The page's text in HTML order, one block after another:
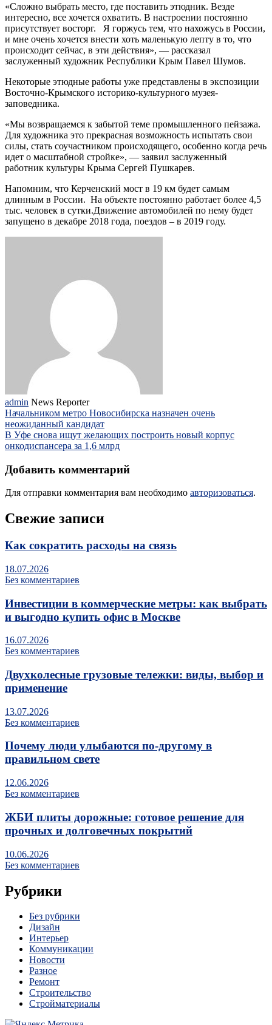
«Сложно выбрать место, где поставить этюдник. Везде
интересно, все хочется охватить. В настроении постоянно
присутствует восторг. Я горжусь тем, что нахожусь в России,
и мне очень хочется внести хоть маленькую лепту в то, что
происходит сейчас, в эти действия», — рассказал
заслуженный художник Республики Крым Павел Шумов.
Некоторые этюдные работы уже представлены в экспозиции
Восточно-Крымского историко-культурного музея-
заповедника.
«Мы возвращаемся к забытой теме промышленного пейзажа.
Для художника это прекрасная возможность испытать свои
силы, стать соучастником происходящего, особенно когда речь
идет о масштабной стройке», — заявил заслуженный
работник культуры Крыма Сергей Пушкарев.
Напомним, что Керченский мост в 19 км будет самым
длинным в России. На объекте постоянно работает более 4,5
тыс. человек в сутки.Движение автомобилей по нему будет
запущено в декабре 2018 года, поездов – в 2019 году.
admin News Reporter
Начальником метро Новосибирска назначен очень
неожиданный кандидат
В Уфе снова ищут желающих построить новый корпус
онкодиспансера за 1,6 млрд
Добавить комментарий
Для отправки комментария вам необходимо авторизоваться.
Свежие записи
Как сократить расходы на связь
18.07.2026
Без комментариев
Инвестиции в коммерческие метры: как выбрать
и выгодно купить офис в Москве
16.07.2026
Без комментариев
Двухколесные грузовые тележки: виды, выбор и
применение
13.07.2026
Без комментариев
Почему люди улыбаются по‑другому в
правильном свете
12.06.2026
Без комментариев
ЖБИ плиты дорожные: готовое решение для
прочных и долговечных покрытий
10.06.2026
Без комментариев
Рубрики
Без рубрики
Дизайн
Интерьер
Коммуникации
Новости
Разное
Ремонт
Строительство
Стройматериалы